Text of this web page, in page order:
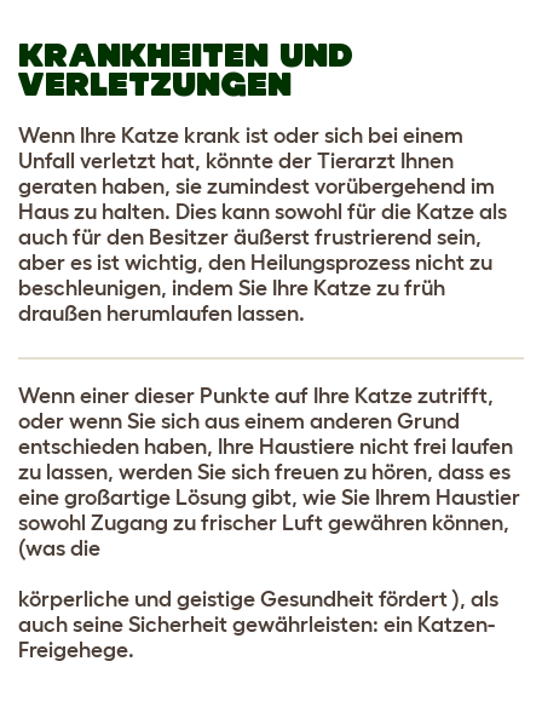
KRANKHEITEN UND
VERLETZUNGEN
Wenn Ihre Katze krank ist oder sich bei einem
Unfall verletzt hat, könnte der Tierarzt Ihnen
geraten haben, sie zumindest vorübergehend im
Haus zu halten. Dies kann sowohl für die Katze als
auch für den Besitzer äußerst frustrierend sein,
aber es ist wichtig, den Heilungsprozess nicht zu
beschleunigen, indem Sie Ihre Katze zu früh
draußen herumlaufen lassen.
Wenn einer dieser Punkte auf Ihre Katze zutrifft,
oder wenn Sie sich aus einem anderen Grund
entschieden haben, Ihre Haustiere nicht frei laufen
zu lassen, werden Sie sich freuen zu hören, dass es
eine großartige Lösung gibt, wie Sie Ihrem Haustier
sowohl Zugang zu frischer Luft gewähren können,
(was die
körperliche und geistige Gesundheit fördert ), als
auch seine Sicherheit gewährleisten: ein Katzen-
Freigehege.